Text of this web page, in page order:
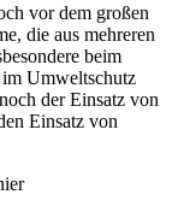
vor dem großen
die aus mehreren
beim
Umweltschutz
der Einsatz von
Einsatz von